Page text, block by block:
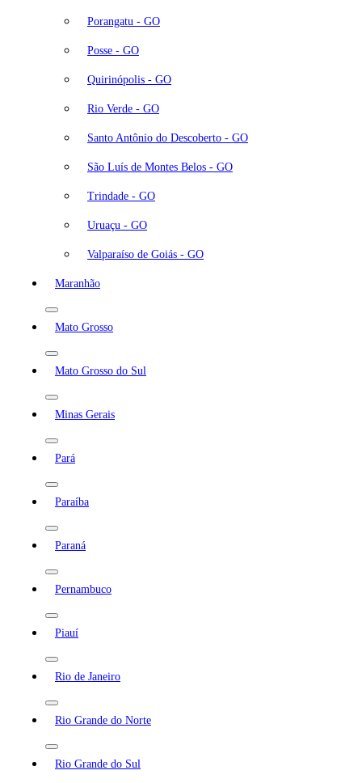
Porangatu - GO
Posse - GO
Quirinópolis - GO
Rio Verde - GO
Santo Antônio do Descoberto - GO
São Luís de Montes Belos - GO
Trindade - GO
Uruaçu - GO
Valparaíso de Goiás - GO
Maranhão
Mato Grosso
Mato Grosso do Sul
Minas Gerais
Pará
Paraíba
Paraná
Pernambuco
Piauí
Rio de Janeiro
Rio Grande do Norte
Rio Grande do Sul